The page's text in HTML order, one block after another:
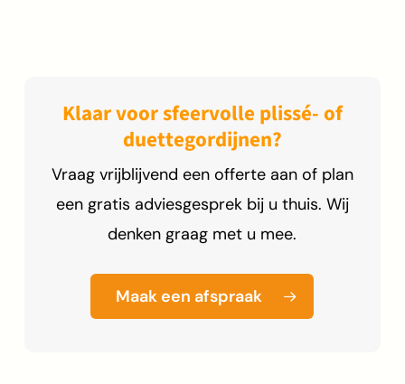
Klaar voor sfeervolle plissé- of
duettegordijnen?
Vraag vrijblijvend een offerte aan of plan
een gratis adviesgesprek bij u thuis. Wij
denken graag met u mee.
Maak een afspraak